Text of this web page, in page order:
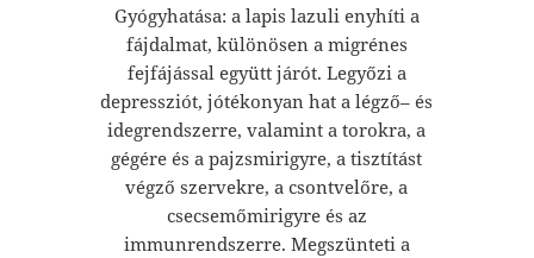
Gyógyhatása: a lapis lazuli enyhíti a
fájdalmat, különösen a migrénes
fejfájással együtt járót. Legyőzi a
depressziót, jótékonyan hat a légző– és
idegrendszerre, valamint a torokra, a
gégére és a pajzsmirigyre, a tisztítást
végző szervekre, a csontvelőre, a
csecsemőmirigyre és az
immunrendszerre. Megszünteti a